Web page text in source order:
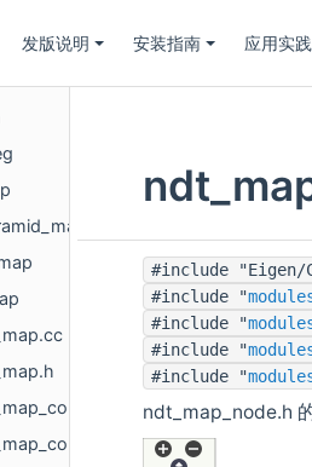
发版说明 安装指南 应用实践
#include "Eigen/
#include "
#include "
#include "
#include "
ndt_map_node.h